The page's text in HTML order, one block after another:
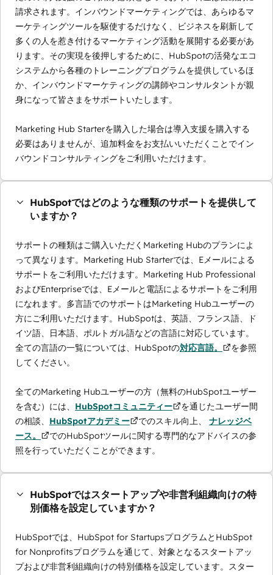
請求されます。インバウンドマーケティングでは、あらゆるマ
ーケティングツールを駆使するだけなく、ビジネスを刷新して
多くの人を惹き付けるマーケティング活動を展開する必要があ
ります。その実現を後押しするために、HubSpotの活発なエコ
システムから各種のトレーニングプログラムを提供しているほ
か、インバウンドマーケティングの講師やコンサルタントが親
身になって皆さまをサポートいたします。
Marketing Hub Starterを購入した場合は導入支援を購入する
必要はありませんが、追加料金をお支払いいただくことでイン
バウンドコンサルティングをご利用いただけます。
HubSpotではどのような種類のサポートを提供して
いますか？
サポートの種類はご購入いただくMarketing Hubのプランによ
って異なります。Marketing Hub Starterでは、Eメールによる
サポートをご利用いただけます。Marketing Hub Professional
およびEnterpriseでは、Eメールと電話によるサポートをご利用
になれます。多言語でのサポートはMarketing Hubユーザーの
方にご利用いただけます。HubSpotは、英語、フランス語、ド
イツ語、日本語、ポルトガル語などの言語に対応しています。
全ての言語の一覧については、HubSpotの対応言語。
を参照
してください。
全てのMarketing Hubユーザーの方（無料のHubSpotユーザー
を含む）には、 HubSpotコミュニティー
を通じたユーザー間
の相談、 HubSpotアカデミー でのスキル向上、 ナレッジベ
ース。
でのHubSpotツールに関する専門的なアドバイスの参
照を行っていただくことができます。
HubSpotではスタートアップや非営利組織向けの特
別価格を設定していますか？
HubSpotでは、HubSpot for StartupsプログラムとHubSpot
for Nonprofitsプログラムを通じて、対象となるスタートアッ
プおよび非営利組織向けの特別価格を設定しています。スター